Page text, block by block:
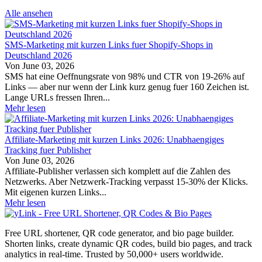
Alle ansehen
SMS-Marketing mit kurzen Links fuer Shopify-Shops in
Deutschland 2026
Von June 03, 2026
SMS hat eine Oeffnungsrate von 98% und CTR von 19-26% auf
Links — aber nur wenn der Link kurz genug fuer 160 Zeichen ist.
Lange URLs fressen Ihren...
Mehr lesen
Affiliate-Marketing mit kurzen Links 2026: Unabhaengiges
Tracking fuer Publisher
Von June 03, 2026
Affiliate-Publisher verlassen sich komplett auf die Zahlen des
Netzwerks. Aber Netzwerk-Tracking verpasst 15-30% der Klicks.
Mit eigenen kurzen Links...
Mehr lesen
Free URL shortener, QR code generator, and bio page builder.
Shorten links, create dynamic QR codes, build bio pages, and track
analytics in real-time. Trusted by 50,000+ users worldwide.